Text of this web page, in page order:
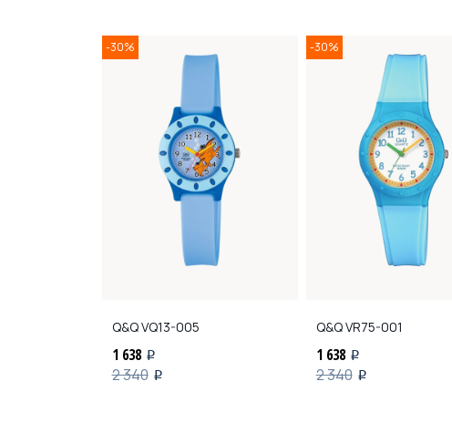
-30%
Q&QVQ13-005
1 638 i
2 340 i
-30%
Q&QVR75-001
1 638 i
2 340 i